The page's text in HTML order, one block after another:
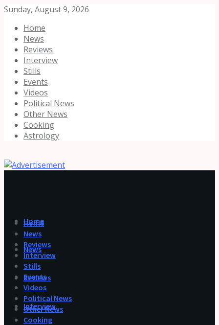
Sunday, August 9, 2026
Home
News
Reviews
Interview
Stills
Events
Videos
Political News
Other News
Cooking
Astrology
Home
News
Reviews
Interview
Home
News
Reviews
Interview
Stills
Events
Videos
Political News
Other News
Cooking